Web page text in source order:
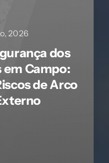
2026
dos
em Campo:
de Arco